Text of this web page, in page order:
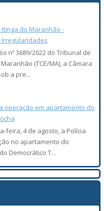
do Maranhão -
Irregularidades
nº 3689/2022 do Tribunal de
(TCE/MA), a Câmara
a pre...
operação em apartamento do
feira, 4 de agosto, a Polícia
no apartamento do
Democrático T...